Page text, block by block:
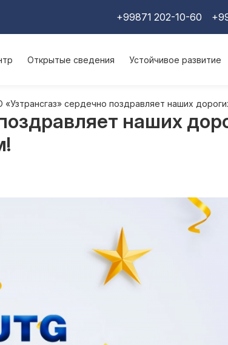
+99871 202-10-60
Открытые сведения Устойчивое развитие
«Узтрансгаз» сердечно поздравляет наших
наших